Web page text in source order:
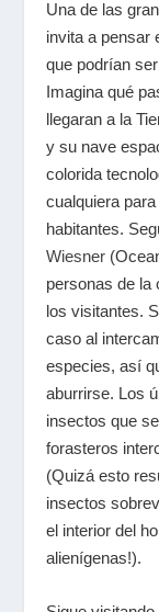
Una de las
invita a pensar
que podrían
Imagina qué
llegaran a la
y su nave
colorida
cualquiera
habitantes.
Wiesner
personas de la
los visitantes.
caso al
especies, así
aburrirse. Los
insectos que
forasteros
(Quizá esto
insectos
el interior del
alienígenas!).